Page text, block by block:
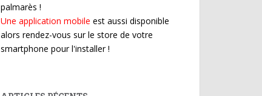
palmarès !
Une application mobile est aussi disponible
alors rendez-vous sur le store de votre
smartphone pour l'installer !